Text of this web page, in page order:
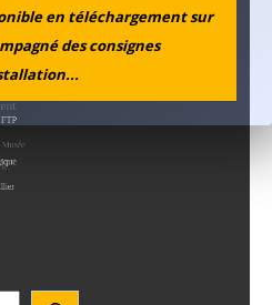
en téléchargement sur
des consignes